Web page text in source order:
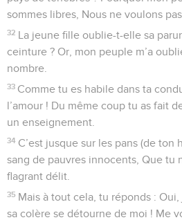
sommes libres, Nous ne voulons
32 La jeune fille oublie-t-elle sa
ceinture ? Or, mon peuple m’a
nombre.
33 Comme tu es habile dans ta
l’amour ! Du même coup tu as fait
un enseignement.
34 C’est jusque sur les pans (de ton
sang de pauvres innocents, Que tu
flagrant délit.
35 Mais à tout cela, tu réponds :
sa colère se détourne de moi ! Me